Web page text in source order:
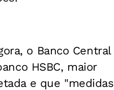
o Banco Central
HSBC, maior
e que "medidas